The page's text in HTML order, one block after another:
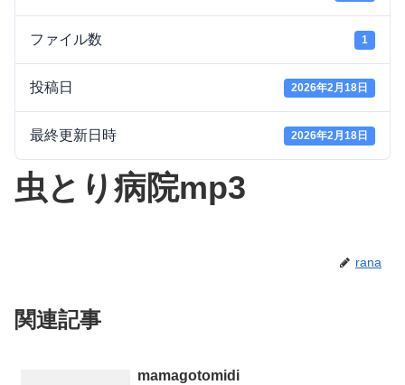
ファイル数 1
投稿日 2026年2月18日
最終更新日時 2026年2月18日
虫とり病院mp3
rana
関連記事
mamagotomidi